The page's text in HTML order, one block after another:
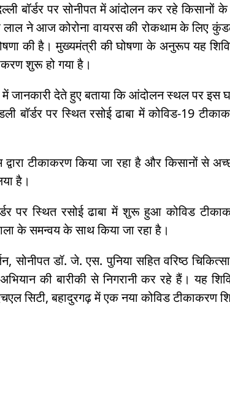
बॉर्डर पर सोनीपत में आंदोलन कर रहे किसानों
लाल ने आज कोरोना वायरस की रोकथाम के लिए
की है। मुख्यमंत्री की घोषणा के अनुरूप यह
शुरू हो गया है।
जानकारी देते हुए बताया कि आंदोलन स्थल पर इस
बॉर्डर पर स्थित रसोई ढाबा में कोविड-19
द्वारा टीकाकरण किया जा रहा है और किसानों से
है।
पर स्थित रसोई ढाबा में शुरू हुआ कोविड
के समन्वय के साथ किया जा रहा है।
सोनीपत डॉ. जे. एस. पुनिया सहित वरिष्ठ
की बारीकी से निगरानी कर रहे हैं। यह
सिटी, बहादुरगढ़ में एक नया कोविड टीकाकरण